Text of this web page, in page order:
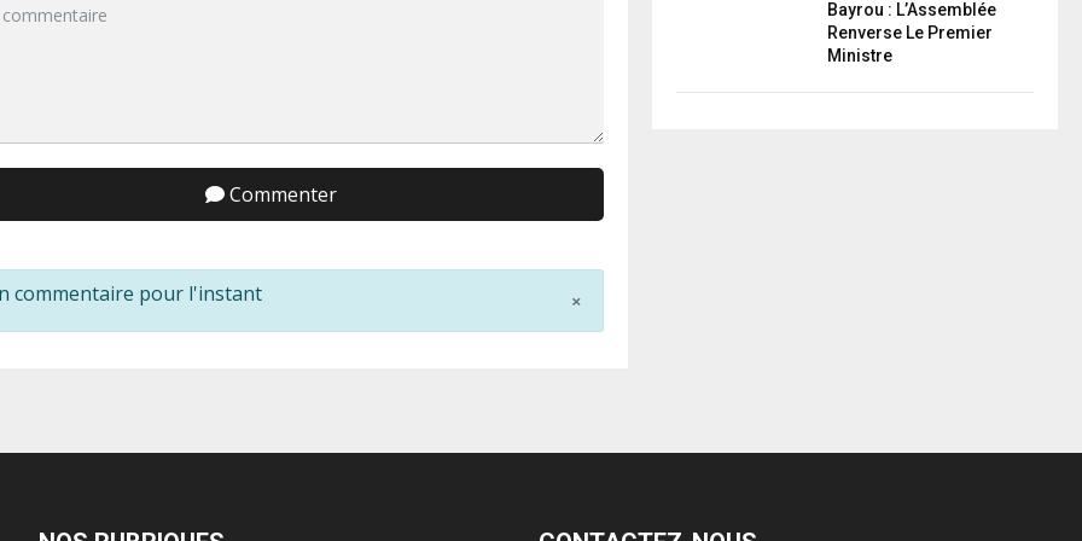
Commenter
×
commentaire pour l'instant
Bayrou : L’Assemblée
Renverse Le Premier
Ministre